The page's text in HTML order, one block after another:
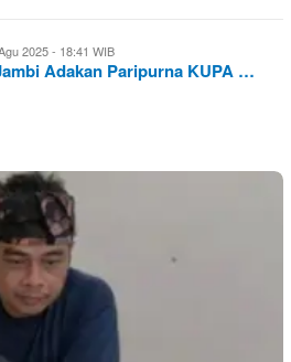
2025 - 18:41 WIB
Adakan Paripurna KUPA …